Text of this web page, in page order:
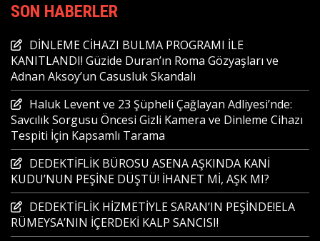
SON HABERLER
DİNLEME CİHAZI BULMA PROGRAMI İLE
KANITLANDI! Güzide Duran’ın Roma Gözyaşları ve
Adnan Aksoy’un Casusluk Skandalı
Haluk Levent ve 23 Şüpheli Çağlayan Adliyesi’nde:
Savcılık Sorgusu Öncesi Gizli Kamera ve Dinleme Cihazı
Tespiti İçin Kapsamlı Tarama
DEDEKTİFLİK BÜROSU ASENA AŞKINDA KANİ
KUDU’NUN PEŞİNE DÜŞTÜ! İHANET Mİ, AŞK MI?
DEDEKTİFLİK HİZMETİYLE SARAN’IN PEŞİNDE!ELA
RÜMEYSA’NIN İÇERDEKİ KALP SANCISI!